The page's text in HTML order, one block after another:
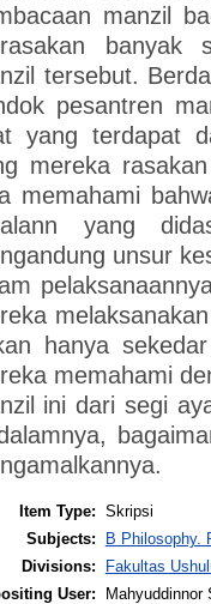
manzil
banyak
tersebut.
pesantren
yang terdapat
mereka
memahami
yang
unsur
hanya
memahami
ini dari segi
Item Type: Skripsi
Subjects:
B Philosophy.
Divisions:
Fakultas
User:
Mahyuddinnor